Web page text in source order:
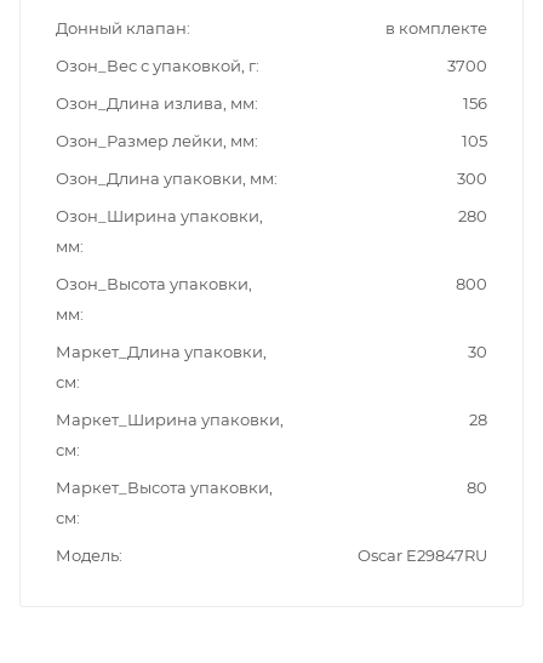
Донный клапан
в комплекте
Озон_Вес с упаковкой, г
3700
Озон_Длина излива, мм
156
Озон_Размер лейки, мм
105
Озон_Длина упаковки, мм
300
Озон_Ширина упаковки,
мм
280
Озон_Высота упаковки,
мм
800
Маркет_Длина упаковки,
см
30
Маркет_Ширина упаковки,
см
28
Маркет_Высота упаковки,
см
80
Модель Oscar E29847RU